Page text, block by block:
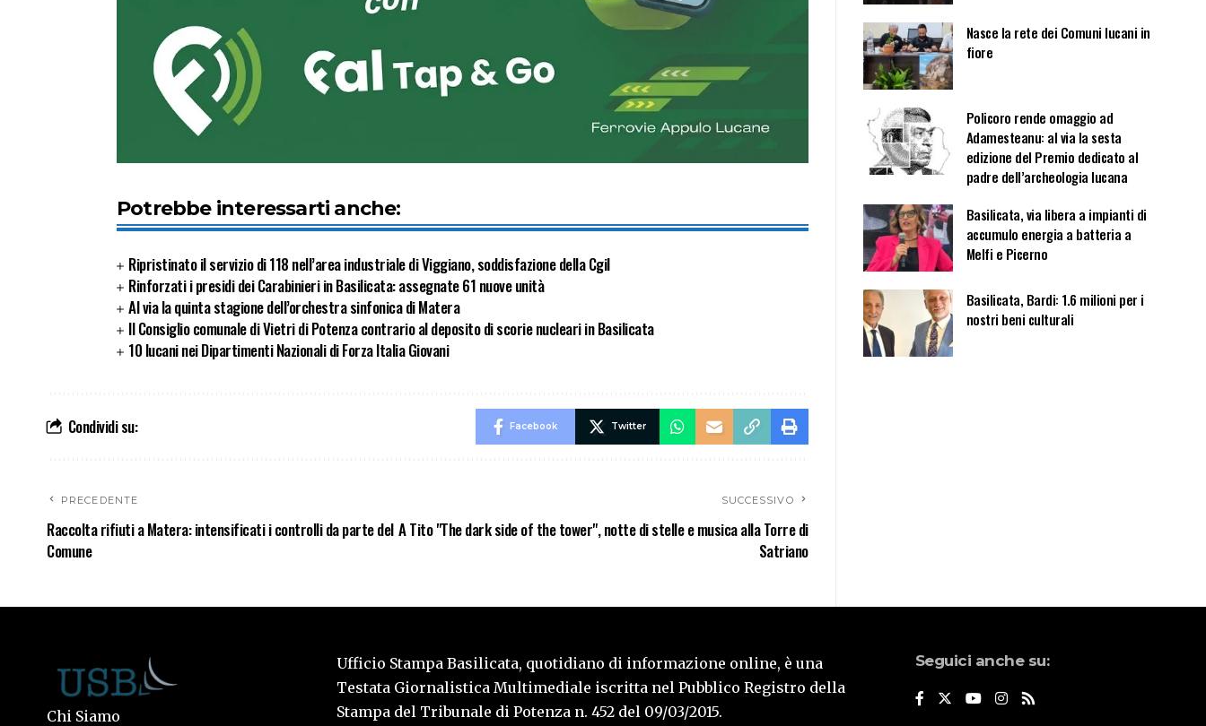
Potrebbe interessarti anche:
Ripristinato il servizio di 118 nell’area industriale di Viggiano, soddisfazione della Cgil
Rinforzati i presidi dei Carabinieri in Basilicata: assegnate 61 nuove unità
Al via la quinta stagione dell’orchestra sinfonica di Matera
Il Consiglio comunale di Vietri di Potenza contrario al deposito di scorie nucleari in Basilicata
10 lucani nei Dipartimenti Nazionali di Forza Italia Giovani
Condividi su: Facebook Twitter
PRECEDENTE
Raccolta rifiuti a Matera: intensificati i controlli da parte del
Comune
SUCCESSIVO
A Tito "The dark side of the tower", notte di stelle e musica alla Torre di
Satriano
Nasce la rete dei Comuni lucani in
fiore
Policoro rende omaggio ad
Adamesteanu: al via la sesta
edizione del Premio dedicato al
padre dell’archeologia lucana
Basilicata, via libera a impianti di
accumulo energia a batteria a
Melfi e Picerno
Basilicata, Bardi: 1.6 milioni per i
nostri beni culturali
Chi Siamo
Ufficio Stampa Basilicata, quotidiano di informazione online, è una
Testata Giornalistica Multimediale iscritta nel Pubblico Registro della
Stampa del Tribunale di Potenza n. 452 del 09/03/2015.
Seguici anche su: